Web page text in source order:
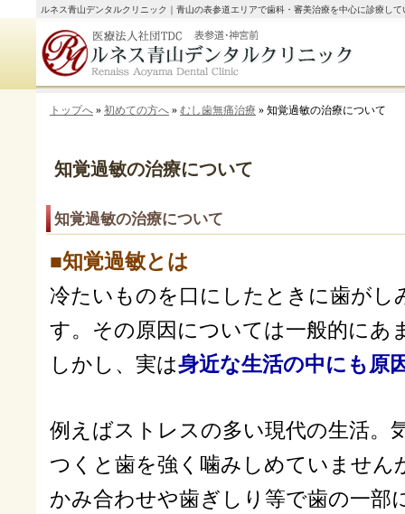
知覚過敏の治療について
ルネス青山デンタルクリニック｜青山の表参道エリアで歯科・審美治療を中心に診療して
トップへ » 初めての方へ » むし歯無痛治療 » 知覚過敏の治療について
知覚過敏の治療について
■知覚過敏とは
冷たいものを口にしたときに歯がし
す。その原因については一般的にあ
しかし、実は身近な生活の中にも原
例えばストレスの多い現代の生活。
つくと歯を強く噛みしめていません
かみ合わせや歯ぎしり等で歯の一部